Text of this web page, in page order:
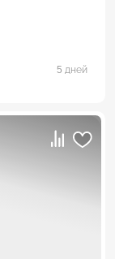
5 дней